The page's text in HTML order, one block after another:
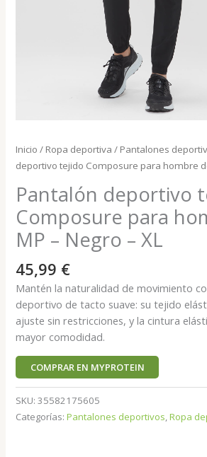
Inicio / Ropa deportiva / Pantalones
deportivo tejido Composure para hombre
Pantalón deportivo
Composure para
MP – Negro – XL
45,99 €
Mantén la naturalidad de movimiento
deportivo de tacto suave: su tejido
ajuste sin restricciones, y la cintura
mayor comodidad.
COMPRAR EN MYPROTEIN
SKU:35582175605
Categorías:Pantalones deportivos,Ropa